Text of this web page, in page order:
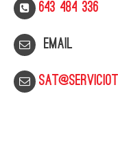
643 484 336
Email